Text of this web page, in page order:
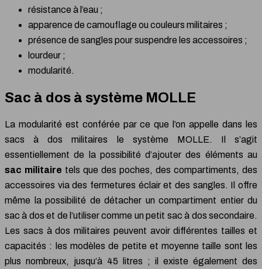
résistance à l’eau ;
apparence de camouflage ou couleurs militaires ;
présence de sangles pour suspendre les accessoires ;
lourdeur ;
modularité.
Sac à dos à système MOLLE
La modularité est conférée par ce que l’on appelle dans les
sacs à dos militaires le système MOLLE. Il s’agit
essentiellement de la possibilité d’ajouter des éléments au
sac militaire tels que des poches, des compartiments, des
accessoires via des fermetures éclair et des sangles. Il offre
même la possibilité de détacher un compartiment entier du
sac à dos et de l’utiliser comme un petit sac à dos secondaire.
Les sacs à dos militaires peuvent avoir différentes tailles et
capacités : les modèles de petite et moyenne taille sont les
plus nombreux, jusqu’à 45 litres ; il existe également des